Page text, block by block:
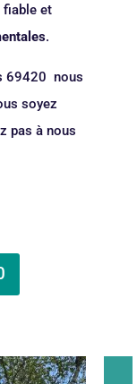
fiable et
.
69420 nous
soyez
pas à nous